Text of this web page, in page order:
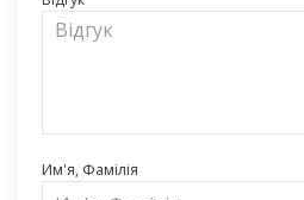
Им'я, Фамілія